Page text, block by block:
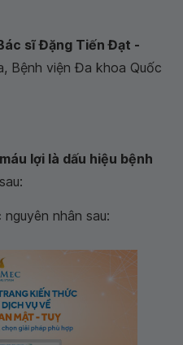
sĩ Đặng Tiến Đạt -
Bệnh viện Đa khoa Quốc
lợi là dấu hiệu bệnh
nhân sau: